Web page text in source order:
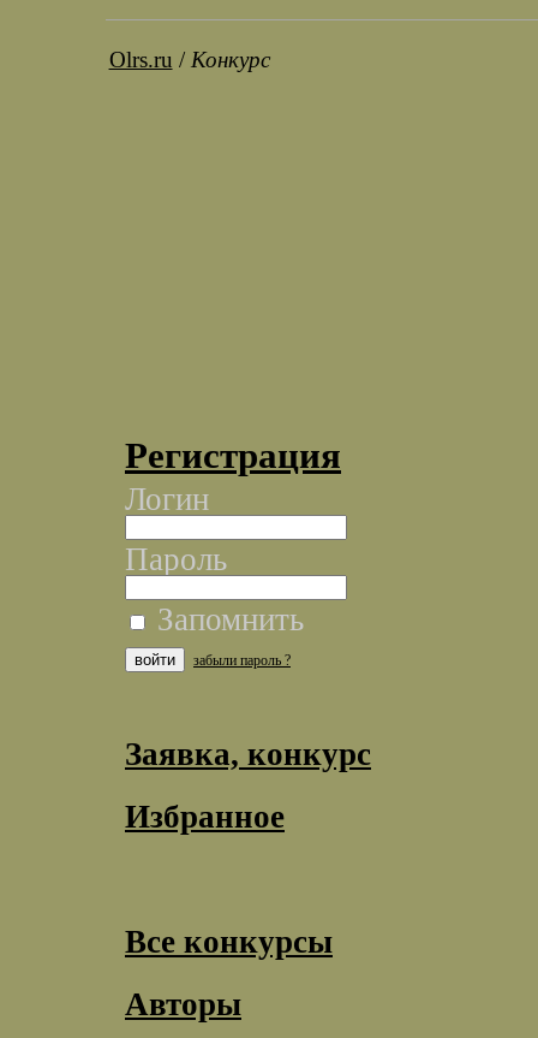
Olrs.ru / Конкурс
Регистрация
Логин
Пароль
Запомнить
забыли пароль ?
Заявка, конкурс
Избранное
Все конкурсы
Авторы